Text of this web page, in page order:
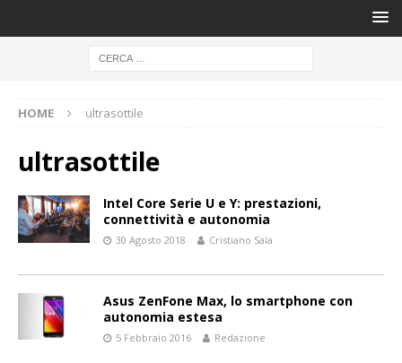
HOME ultrasottile
ultrasottile
Intel Core Serie U e Y: prestazioni,
connettività e autonomia
30 Agosto 2018 Cristiano Sala
Asus ZenFone Max, lo smartphone con
autonomia estesa
5 Febbraio 2016 Redazione